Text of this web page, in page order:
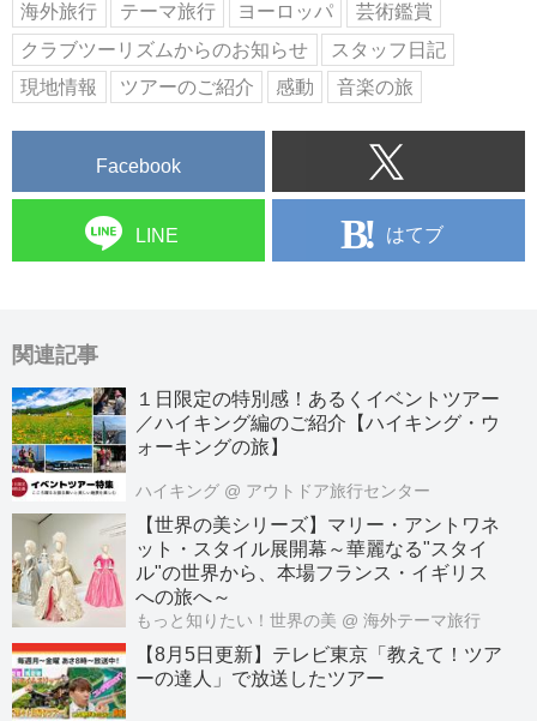
海外旅行 テーマ旅行 ヨーロッパ
芸術鑑賞
クラブツーリズムからのお知らせ
スタッフ日記
現地情報
ツアーのご紹介 感動 音楽の旅
Facebook
LINE はてブ
関連記事
１日限定の特別感！あるくイベントツアー
／ハイキング編のご紹介【ハイキング・ウ
ォーキングの旅】
ハイキング @ アウトドア旅行センター
【世界の美シリーズ】マリー・アントワネ
ット・スタイル展開幕～華麗なる"スタイ
ル"の世界から、本場フランス・イギリス
への旅へ～
もっと知りたい！世界の美 @ 海外テーマ旅行
【8月5日更新】テレビ東京「教えて！ツア
ーの達人」で放送したツアー